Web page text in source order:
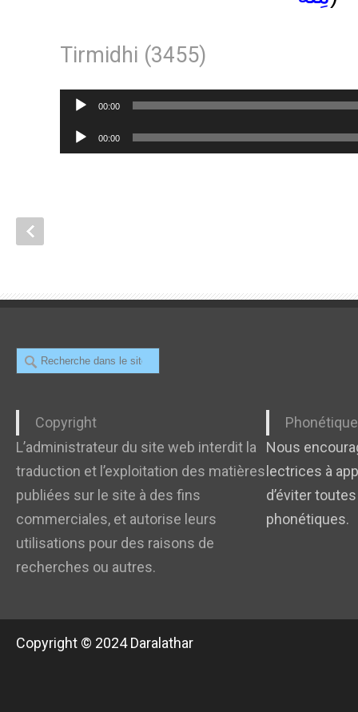
Tirmidhi (3455)
Lecteur00:00
Lecteur
audio
00:00
Recherche
Copyright
L’administrateur du site web interdit la
traduction et l’exploitation des matières
publiées sur le site à des fins
commerciales, et autorise leurs
utilisations pour des raisons de
recherches ou autres.
Phonétique
Nous
lectrices à
d’éviter
phonétiques.
Copyright © 2024 Daralathar